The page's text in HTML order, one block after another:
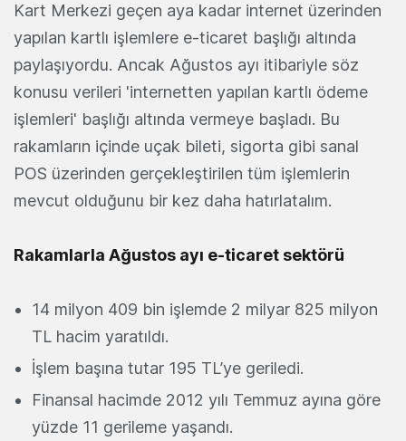
Kart Merkezi geçen aya kadar internet üzerinden
yapılan kartlı işlemlere e-ticaret başlığı altında
paylaşıyordu. Ancak Ağustos ayı itibariyle söz
konusu verileri 'internetten yapılan kartlı ödeme
işlemleri' başlığı altında vermeye başladı. Bu
rakamların içinde uçak bileti, sigorta gibi sanal
POS üzerinden gerçekleştirilen tüm işlemlerin
mevcut olduğunu bir kez daha hatırlatalım.
Rakamlarla Ağustos ayı e-ticaret sektörü
14 milyon 409 bin işlemde 2 milyar 825 milyon
TL hacim yaratıldı.
İşlem başına tutar 195 TL’ye geriledi.
Finansal hacimde 2012 yılı Temmuz ayına göre
yüzde 11 gerileme yaşandı.